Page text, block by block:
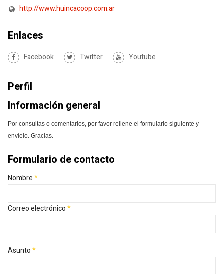
http://www.huincacoop.com.ar
Enlaces
Facebook Twitter Youtube
Perfil
Información general
Por consultas o comentarios, por favor rellene el formulario siguiente y
envíelo. Gracias.
Formulario de contacto
Nombre*
Correo electrónico*
Asunto*